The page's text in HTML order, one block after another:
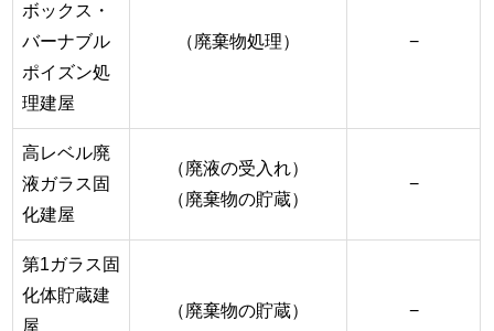
ボックス・
バーナブル
ポイズン処
理建屋
（廃棄物処理） −
高レベル廃
液ガラス固
化建屋
（廃液の受入れ）
（廃棄物の貯蔵）
−
第1ガラス固
化体貯蔵建
屋
（廃棄物の貯蔵） −